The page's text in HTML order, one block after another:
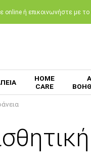
online ή επικοινωνήστε με
HOME
CARE